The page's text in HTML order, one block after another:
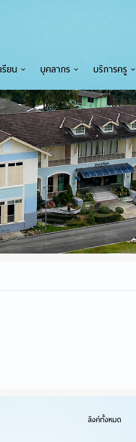
รียน บุคลากร บริการครู
ลิงค์ทั้งหมด